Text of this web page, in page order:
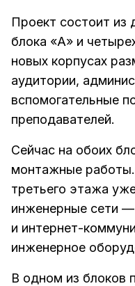
Проект состоит из
блока «А» и
новых корпусах
аудитории,
вспомогательные
преподавателей.
Сейчас на обоих
монтажные
третьего этажа
инженерные сети —
и интернет-
инженерное
В одном из блоков